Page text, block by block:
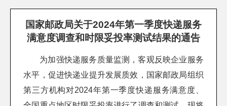
国家邮政局关于2024年第一季度快递服务
满意度调查和时限妥投率测试结果的通告
为加强快递服务质量监测，客观反映企业服务
水平，促进快递业提升发展质效，国家邮政局组织
第三方机构对2024年第一季度快递服务满意度、